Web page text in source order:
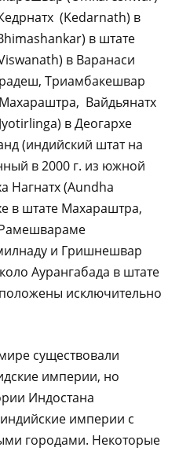
(Kedarnath) в
в штате
в Варанаси
Триамбакешвар
Вайдьянатх
в Деогархе
(индийский штат на
в 2000 г. из южной
Нагнатх (Aundha
в штате Махараштра,
и Гришнешвар
Аурангабада в штате
исключительно
существовали
империи, но
Индостана
империи с
городами. Некоторые